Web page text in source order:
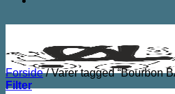
Forside /Varer tagged “Bourbon
Filter